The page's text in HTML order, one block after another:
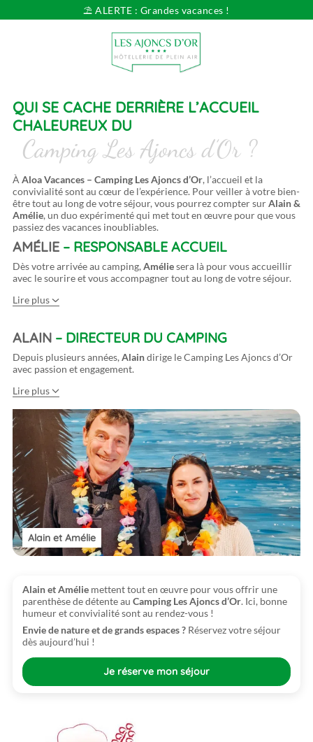
⛱️ ALERTE : Grandes vacances !
QUI SE CACHE DERRIÈRE L’ACCUEIL
CHALEUREUX DU
Camping Les Ajoncs d’Or ?
Alain et Amélie
À Aloa Vacances – Camping Les Ajoncs d’Or, l’accueil et la
convivialité sont au cœur de l’expérience. Pour veiller à votre bien-
être tout au long de votre séjour, vous pourrez compter surAlain &
Amélie, un duo expérimenté qui met tout en œuvre pour que vous
passiez des vacances inoubliables.
AMÉLIE– RESPONSABLE ACCUEIL
Dès votre arrivée au camping, Améliesera là pour vous accueillir
avec le sourire et vous accompagner tout au long de votre séjour.
Lire plus
ALAIN– DIRECTEUR DU CAMPING
Depuis plusieurs années, Alaindirige le Camping Les Ajoncs d’Or
avec passion et engagement.
Lire plus
Alain et Amélie mettent tout en œuvre pour vous offrir une
parenthèse de détente au Camping Les Ajoncs d’Or. Ici, bonne
humeur et convivialité sont au rendez-vous !
Envie de nature et de grands espaces ?Réservez votre séjour
dès aujourd’hui !
Je réserve mon séjour
Vous cherchez...